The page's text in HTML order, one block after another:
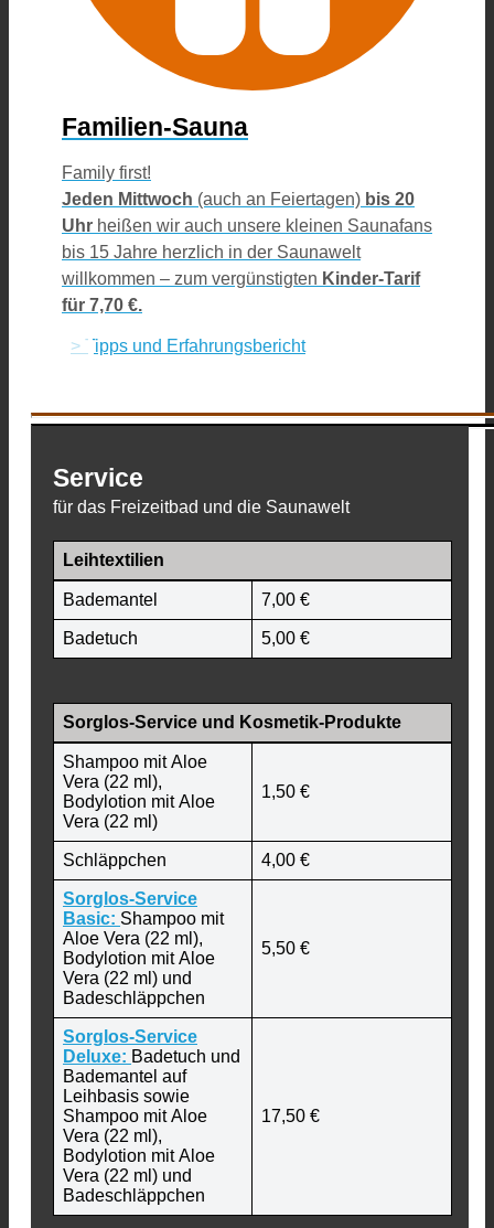
Familien-Sauna
Family first!
Jeden Mittwoch (auch an Feiertagen) bis 20
Uhr heißen wir auch unsere kleinen Saunafans
bis 15 Jahre herzlich in der Saunawelt
willkommen – zum vergünstigten Kinder-Tarif
für 7,70 €.
> Tipps und Erfahrungsbericht
Service
für das Freizeitbad und die Saunawelt
Leihtextilien
Bademantel 7,00 €
Badetuch 5,00 €
Sorglos-Service und Kosmetik-Produkte
Shampoo mit Aloe
Vera (22 ml),
Bodylotion mit Aloe
Vera (22 ml)
1,50 €
Schläppchen 4,00 €
Sorglos-Service
Basic: Shampoo mit
Aloe Vera (22 ml),
Bodylotion mit Aloe
Vera (22 ml) und
Badeschläppchen
5,50 €
Sorglos-Service
Deluxe: Badetuch und
Bademantel auf
Leihbasis sowie
Shampoo mit Aloe
Vera (22 ml),
Bodylotion mit Aloe
Vera (22 ml) und
Badeschläppchen
17,50 €